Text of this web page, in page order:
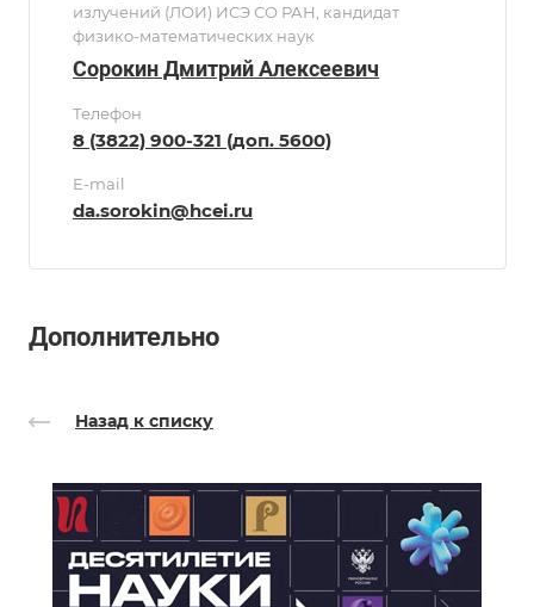
излучений (ЛОИ) ИСЭ СО РАН, кандидат
физико-математических наук
Сорокин Дмитрий Алексеевич
Телефон
8 (3822) 900-321 (доп. 5600)
E-mail
da.sorokin@hcei.ru
Дополнительно
Назад к списку